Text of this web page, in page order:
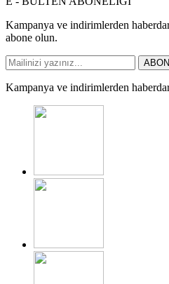
Kampanya ve indirimlerden
abone olun.
Kampanya ve indirimlerden